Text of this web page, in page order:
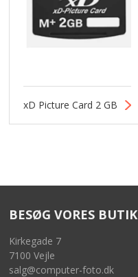
xD Picture Card 2 GB
BESØG VORES BUTIK
Kirkegade 7
7100 Vejle
salg@computer-foto.dk